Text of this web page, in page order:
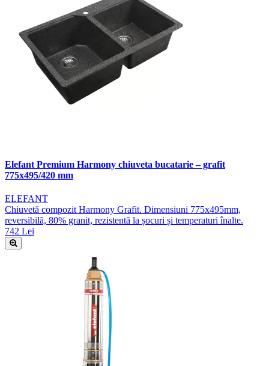
Elefant Premium Harmony chiuveta bucatarie – grafit
775x495/420 mm
ELEFANT
Chiuvetă compozit Harmony Grafit. Dimensiuni 775x495mm,
reversibilă, 80% granit, rezistentă la șocuri și temperaturi înalte.
742 Lei